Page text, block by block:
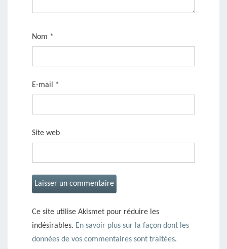
Nom *
E-mail *
Site web
Ce site utilise Akismet pour réduire les
indésirables. En savoir plus sur la façon dont les
données de vos commentaires sont traitées.